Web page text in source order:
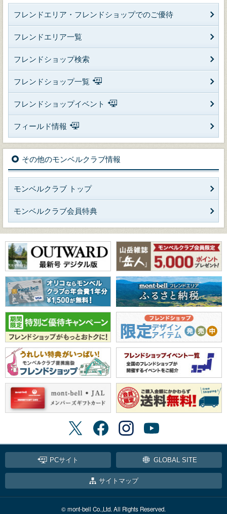
フレンドエリア・フレンドショップでのご優待
フレンドエリア一覧
フレンドショップ検索
フレンドショップ一覧
フレンドショップイベント
フィールド情報
その他のモンベルクラブ情報
モンベルクラブ トップ
モンベルクラブ会員特典
PCサイト GLOBAL SITE
サイトマップ
© mont-bell Co.,Ltd. All Rights Reserved.